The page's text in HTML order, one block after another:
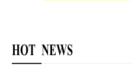
HOT NEWS